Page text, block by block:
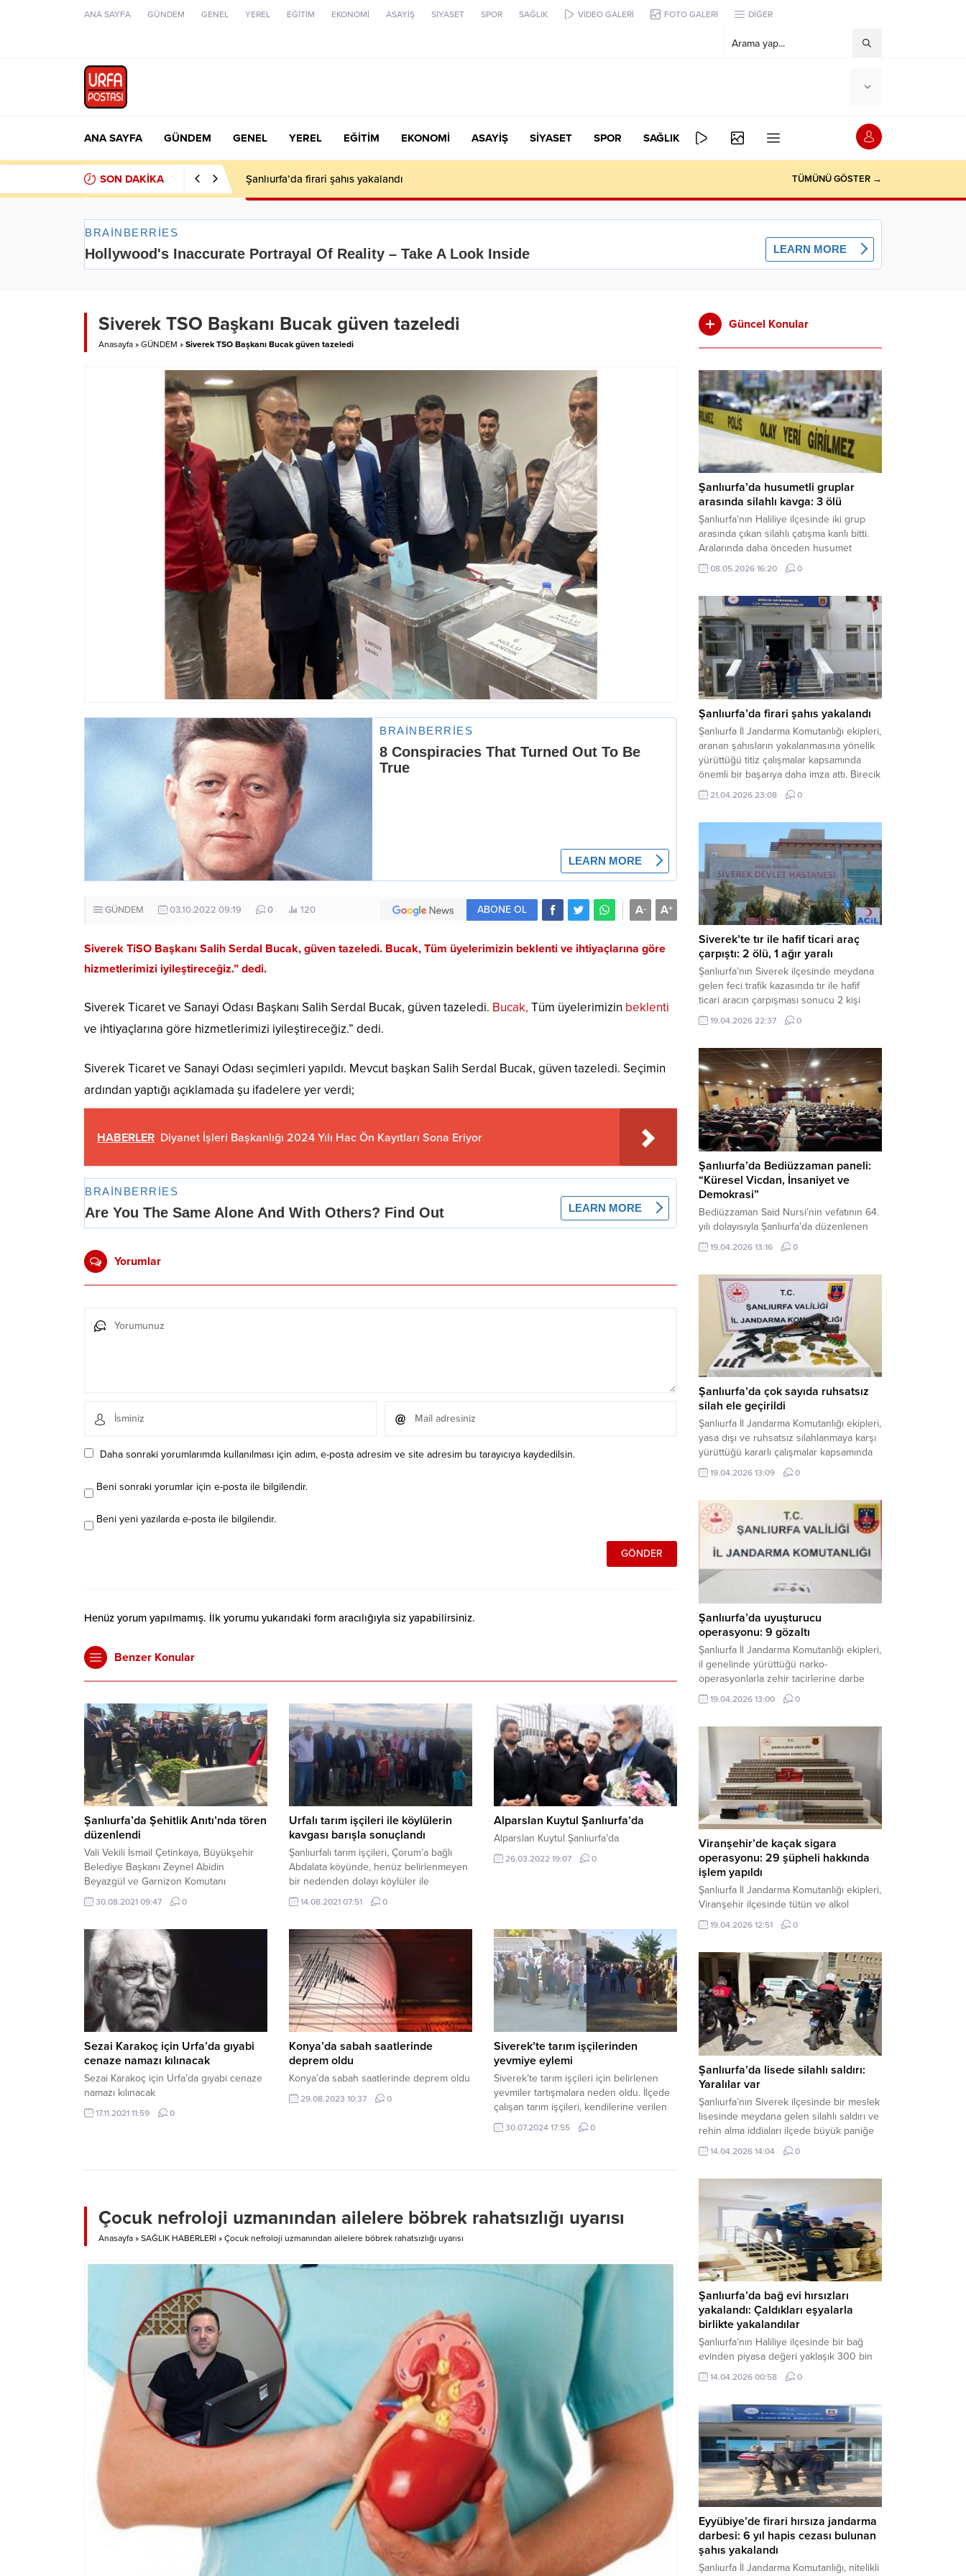
ANA SAYFA GÜNDEM GENEL YEREL EĞİTİM EKONOMİ ASAYİŞ SİYASET SPOR SAĞLIK VİDEO GALERİ FOTO GALERİ DİĞER
ANA SAYFA GÜNDEM GENEL YEREL EĞİTİM EKONOMİ ASAYİŞ SİYASET SPOR SAĞLIK
SON DAKİKA Şanlıurfa’da firari şahıs yakalandı TÜMÜNÜ GÖSTER →
Siverek TSO Başkanı Bucak güven tazeledi
Anasayfa » GÜNDEM » Siverek TSO Başkanı Bucak güven tazeledi
GÜNDEM 03.10.2022 09:19 0 120 A+
A-
ABONE OL
Siverek TiSO Başkanı Salih Serdal Bucak, güven tazeledi. Bucak, Tüm üyelerimizin beklenti ve ihtiyaçlarına göre
hizmetlerimizi iyileştireceğiz.” dedi.
Siverek Ticaret ve Sanayi Odası Başkanı Salih Serdal Bucak, güven tazeledi. Bucak, Tüm üyelerimizin beklenti
ve ihtiyaçlarına göre hizmetlerimizi iyileştireceğiz.” dedi.
Siverek Ticaret ve Sanayi Odası seçimleri yapıldı. Mevcut başkan Salih Serdal Bucak, güven tazeledi. Seçimin
ardından yaptığı açıklamada şu ifadelere yer verdi;
HABERLER Diyanet İşleri Başkanlığı 2024 Yılı Hac Ön Kayıtları Sona Eriyor
Yorumlar
Daha sonraki yorumlarımda kullanılması için adım, e-posta adresim ve site adresim bu tarayıcıya kaydedilsin.
Beni sonraki yorumlar için e-posta ile bilgilendir.
Beni yeni yazılarda e-posta ile bilgilendir.
Henüz yorum yapılmamış. İlk yorumu yukarıdaki form aracılığıyla siz yapabilirsiniz.
Benzer Konular
Şanlıurfa’da Şehitlik Anıtı’nda tören
düzenlendi
Vali Vekili İsmail Çetinkaya, Büyükşehir
Belediye Başkanı Zeynel Abidin
Beyazgül ve Garnizon Komutanı
Tuğgeneral Oktay Ağbuga tarafından
anıta çelenk sunuldu. Cumhurbaşkanı
okunduğu tören sonunda katılımcılar,
ziyaret ettikleri şehit kabirlerine karanfil
bıraktı. HABERLER Türkiye İstatistik
Kurumu açıkladı: Turizm gelirleri arttı
30.08.2021 09:47 0
Urfalı tarım işçileri ile köylülerin
kavgası barışla sonuçlandı
Şanlıurfalı tarım işçileri, Çorum’a bağlı
Abdalata köyünde, henüz belirlenmeyen
bir nedenden dolayı köylüler ile
aralarında kavga yaşandı. Şanlıurfa’dan
bir muhtar heyeti kentte giderek tarafları
Abdalata köyüne çalışmaya giden Urfalı
tarım işçileri, henüz belirlenmeyen bir
nedenden dolayı köylüler ile aralarında
kavga yaşandı. Şanlıurfa’dan Muhtarlar
Dernek...
14.08.2021 07:51 0
Alparslan Kuytul Şanlıurfa’da
Alparslan Kuytul Şanlıurfa’da
26.03.2022 19:07 0
Sezai Karakoç için Urfa’da gıyabi
cenaze namazı kılınacak
Sezai Karakoç için Urfa’da gıyabi cenaze
namazı kılınacak
17.11.2021 11:59 0
Konya’da sabah saatlerinde
deprem oldu
Konya’da sabah saatlerinde deprem oldu
29.08.2023 10:37 0
Siverek’te tarım işçilerinden
yevmiye eylemi
Siverek’te tarım işçileri için belirlenen
yevmiler tartışmalara neden oldu. İlçede
çalışan tarım işçileri, kendilerine verilen
yevmiyeleri protesto etmek için yolu
toplanan işçiler yolları kapatarak, alkış
eşliğinde protestolarına...
30.07.2024 17:55 0
Çocuk nefroloji uzmanından ailelere böbrek rahatsızlığı uyarısı
Anasayfa » SAĞLIK HABERLERİ » Çocuk nefroloji uzmanından ailelere böbrek rahatsızlığı uyarısı
Güncel Konular
Şanlıurfa’da husumetli gruplar
arasında silahlı kavga: 3 ölü
Şanlıurfa’nın Haliliye ilçesinde iki grup
arasında çıkan silahlı çatışma kanlı bitti.
Aralarında daha önceden husumet
olduğu öğrenilen tarafların kavgası
neticesinde 3 kişi olay yerinde yaşamını
ilçesine bağlı kırsal Konaç Mahallesi’nde
meydana geldi. Edinilen bilgilere göre,
aralarında husumet bulunan iki grup
arasında henüz belirlenemeyen bir...
08.05.2026 16:20 0
Şanlıurfa’da firari şahıs yakalandı
Şanlıurfa İl Jandarma Komutanlığı ekipleri,
aranan şahısların yakalanmasına yönelik
yürüttüğü titiz çalışmalar kapsamında
önemli bir başarıya daha imza attı. Birecik
ilçesinde düzenlenen operasyonla,
hakkında kesinleşmiş hapis cezası
teslim edildi. Haber Merkezi – Şanlıurfa
Valiliği İl Basın ve Halkla İlişkiler
Müdürlüğü tarafından yapılan açıklamaya
göre; İl...
21.04.2026 23:08 0
Siverek’te tır ile hafif ticari araç
çarpıştı: 2 ölü, 1 ağır yaralı
Şanlıurfa’nın Siverek ilçesinde meydana
gelen feci trafik kazasında tır ile hafif
ticari aracın çarpışması sonucu 2 kişi
yaşamını yitirdi, 1 kişi ise ağır yaralandı.
Haber Merkezi – Siverek-Adıyaman kara
çarpışması sonucu meydana gelen
kazada can pazarı yaşandı. Kafa Kafaya
Çarpıştılar Edinilen bilgilere göre,
Hüseyin Çelik (29)...
19.04.2026 22:37 0
Şanlıurfa’da Bediüzzaman paneli:
“Küresel Vicdan, İnsaniyet ve
Demokrasi”
Bediüzzaman Said Nursi’nin vefatının 64.
yılı dolayısıyla Şanlıurfa’da düzenlenen
panelde, günümüzün manevi ve
toplumsal sorunlarına Risale-i Nur
Necmettin Cevheri Kültür Merkezi’nde
gerçekleştirilen “Küresel Vicdan,
İnsaniyet ve Demokrasi” başlıklı panel,
hürriyet, adalet ve hukuk vurgularıyla
yoğun katılıma sahne oldu. Haber
Merkezi – Bediüzzaman Eğitim Kültür ve
Sanat...
19.04.2026 13:16 0
Şanlıurfa’da çok sayıda ruhsatsız
silah ele geçirildi
Şanlıurfa İl Jandarma Komutanlığı ekipleri,
yasa dışı ve ruhsatsız silahlanmaya karşı
yürüttüğü kararlı çalışmalar kapsamında
Bozova ilçesinde bir ikamete operasyon
düzenledi. Yapılan aramada çok sayıda
mühimmat ele geçirildi. Haber Merkezi –
Şanlıurfa Valiliği İl Basın ve Halkla İlişkiler
Müdürlüğü tarafından yapılan açıklamaya
göre; 17 Nisan...
19.04.2026 13:09 0
Şanlıurfa’da uyuşturucu
operasyonu: 9 gözaltı
Şanlıurfa İl Jandarma Komutanlığı ekipleri,
il genelinde yürüttüğü narko-
operasyonlarla zehir tacirlerine darbe
indirdi. Üç ilçede eş zamanlı
gerçekleştirilen faaliyetlerde çeşitli
şüpheli hakkında adli işlem başlatıldı.
Haber Merkezi – Şanlıurfa Valiliği İl Basın
ve Halkla İlişkiler Müdürlüğü’nden yapılan
açıklamaya göre, İl Jandarma Komutanlığı
tarafından “Narkotik Suçlarla...
19.04.2026 13:00 0
Viranşehir’de kaçak sigara
operasyonu: 29 şüpheli hakkında
işlem yapıldı
Şanlıurfa İl Jandarma Komutanlığı ekipleri,
Viranşehir ilçesinde tütün ve alkol
kaçakçılığına yönelik yürüttüğü kapsamlı
çalışmalar neticesinde binlerce paket
Operasyon kapsamında çok sayıda şahıs
hakkında adli süreç başlatıldı. Haber
Merkezi – Şanlıurfa Valiliği bünyesinde İl
Jandarma Komutanlığı tarafından
gerçekleştirilen “Tütün ve Alkol
Kaçakçılarına Yönelik Çalışmalar” tüm...
19.04.2026 12:51 0
Şanlıurfa’da lisede silahlı saldırı:
Yaralılar var
Şanlıurfa’nın Siverek ilçesinde bir meslek
lisesinde meydana gelen silahlı saldırı ve
rehin alma iddiaları ilçede büyük paniğe
neden oldu. Olay yerine çok sayıda özel
harekat polisi ve sağlık ekibi sevk
çalışmaları devam ediyor. Haber Merkezi
– Siverek ilçesi Hasan Çelebi
Mahallesi’nde bulunan Ahmet Koyuncu
Mesleki...
14.04.2026 14:04 0
Şanlıurfa’da bağ evi hırsızları
yakalandı: Çaldıkları eşyalarla
birlikte yakalandılar
Şanlıurfa’nın Haliliye ilçesinde bir bağ
evinden piyasa değeri yaklaşık 300 bin
TL olan eşyaları çalan şüpheliler,
jandarmanın başarılı operasyonuyla
şüpheliden 2’si tutuklanarak cezaevine
gönderildi. Haber Merkezi – Şanlıurfa İl
Jandarma Komutanlığı, “Faili Meçhul
Hırsızlık Olaylarının Aydınlatılmasına”
yönelik yürüttüğü çalışmalar kapsamında
önemli bir başarıya daha...
14.04.2026 00:58 0
Eyyübiye’de firari hırsıza jandarma
darbesi: 6 yıl hapis cezası bulunan
şahıs yakalandı
Şanlıurfa İl Jandarma Komutanlığı, nitelikli